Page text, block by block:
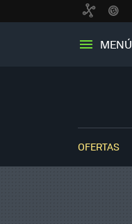
MENÚ
OFERTAS